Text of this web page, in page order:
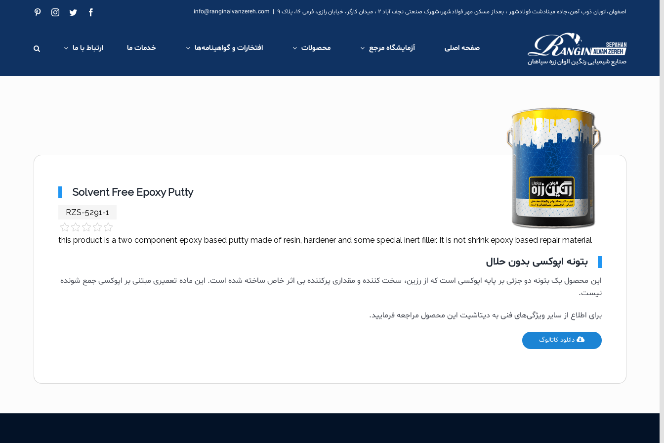
اصفهان،اتوبان ذوب آهن،جاده مینادشت فولادشهر ، بعداز مسکن مهر فولادشهر،شهرک صنعتی نجف آباد 2 ، میدان کارگر، خیابان رازی، فرعی 16، پلاک 9 |
info@ranginalvanzereh.com
Facebook
Twitter
Instagram
صفحه اصلی آزمایشگاه مرجع محصولات افتخارات و گواهینامه‌ها خدمات ما ارتباط با ما
Solvent Free Epoxy Putty
RZS-5291-1
this product is a two component epoxy based putty made of resin, hardener and some special inert filler. It is not shrink epoxy based repair material
بتونه اپوکسی بدون حلال
این محصول یک بتونه دو جزئی بر پایه اپوکسی است که از رزین، سخت کننده و مقداری پرکننده بی اثر خاص ساخته شده است. این ماده تعمیری مبتنی بر اپوکسی جمع شونده
نیست.
برای اطلاع از سایر ویژگی‌های فنی به دیتاشیت این محصول مراجعه فرمایید.
دانلود کاتالوگ